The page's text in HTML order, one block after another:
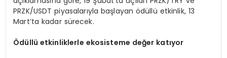
PRZK/USDT piyasalarıyla başlayan ödüllü etkinlik, 13
Mart’ta kadar sürecek.
Ödüllü etkinliklerle ekosisteme değer katıyor